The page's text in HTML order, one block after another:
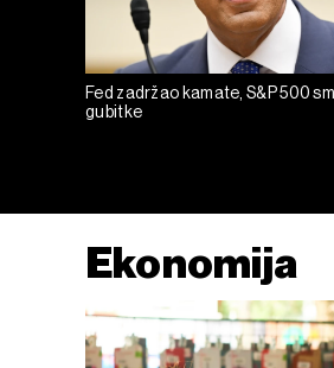
Fed zadržao kamate, S&P 500
gubitke
Ekonomija